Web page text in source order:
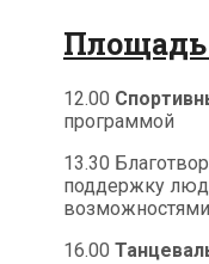
12.00
программой
13.30
поддержку
16.00